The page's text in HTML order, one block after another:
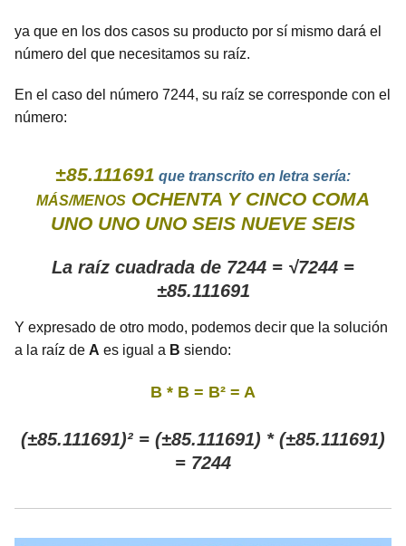
ya que en los dos casos su producto por sí mismo dará el
número del que necesitamos su raíz.
En el caso del número 7244, su raíz se corresponde con el
número:
±85.111691 que transcrito en letra sería:
MÁS/MENOS OCHENTA Y CINCO COMA
UNO UNO UNO SEIS NUEVE SEIS
La raíz cuadrada de 7244 = √7244 =
±85.111691
Y expresado de otro modo, podemos decir que la solución
a la raíz de A es igual a B siendo:
B * B = B² = A
(±85.111691)² = (±85.111691) * (±85.111691)
= 7244